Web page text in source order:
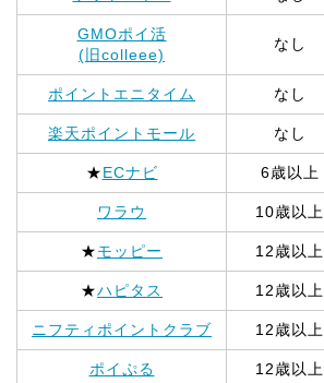
GMOポイ活
(旧colleee)
なし
ポイントエニタイム なし
楽天ポイントモール なし
★ECナビ 6歳以上
ワラウ 10歳以上
★モッピー 12歳以上
★ハピタス 12歳以上
ニフティポイントクラブ 12歳以上
ポイぷる 12歳以上